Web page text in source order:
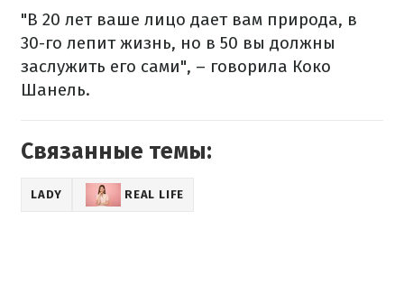
"В 20 лет ваше лицо дает вам природа, в
30-го лепит жизнь, но в 50 вы должны
заслужить его сами", – говорила Коко
Шанель.
Связанные темы:
LADY REAL LIFE